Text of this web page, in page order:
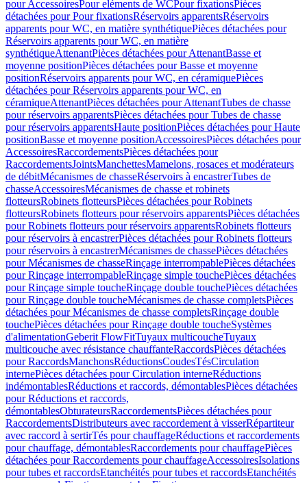
pour AccessoiresPour eléments de WCPour fixationsPièces
détachées pour Pour fixationsRéservoirs apparentsRéservoirs
apparents pour WC, en matière synthétiquePièces détachées pour
Réservoirs apparents pour WC, en matière
synthétiqueAttenantPièces détachées pour AttenantBasse et
moyenne positionPièces détachées pour Basse et moyenne
positionRéservoirs apparents pour WC, en céramiquePièces
détachées pour Réservoirs apparents pour WC, en
céramiqueAttenantPièces détachées pour AttenantTubes de chasse
pour réservoirs apparentsPièces détachées pour Tubes de chasse
pour réservoirs apparentsHaute positionPièces détachées pour Haute
positionBasse et moyenne positionAccessoiresPièces détachées pour
AccessoiresRaccordementsPièces détachées pour
RaccordementsJointsManchettesMamelons, rosaces et modérateurs
de débitMécanismes de chasseRéservoirs à encastrerTubes de
chasseAccessoiresMécanismes de chasse et robinets
flotteursRobinets flotteursPièces détachées pour Robinets
flotteursRobinets flotteurs pour réservoirs apparentsPièces détachées
pour Robinets flotteurs pour réservoirs apparentsRobinets flotteurs
pour réservoirs à encastrerPièces détachées pour Robinets flotteurs
pour réservoirs à encastrerMécanismes de chassePièces détachées
pour Mécanismes de chasseRinçage interrompablePièces détachées
pour Rinçage interrompableRinçage simple touchePièces détachées
pour Rinçage simple toucheRinçage double touchePièces détachées
pour Rinçage double toucheMécanismes de chasse completsPièces
détachées pour Mécanismes de chasse completsRinçage double
touchePièces détachées pour Rinçage double toucheSystèmes
d'alimentationGeberit FlowFitTuyaux multicoucheTuyaux
multicouche avec résistance chauffanteRaccordsPièces détachées
pour RaccordsManchonsRéductionsCoudesTésCirculation
internePièces détachées pour Circulation interneRéductions
indémontablesRéductions et raccords, démontablesPièces détachées
pour Réductions et raccords,
démontablesObturateursRaccordementsPièces détachées pour
RaccordementsDistributeurs avec raccordement à visserRépartiteur
avec raccord à sertirTés pour chauffageRéductions et raccordements
pour chauffage, démontablesRaccordements pour chauffagePièces
détachées pour Raccordements pour chauffageAccessoiresIsolations
pour tubes et raccordsEtanchéités pour tubes et raccordsEtanchéités